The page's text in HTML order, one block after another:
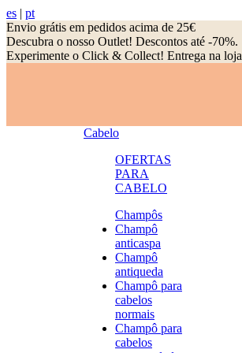
es | pt
Envio grátis em pedidos acima de 25€
Descubra o nosso Outlet! Descontos até -70%.
Experimente o Click & Collect! Entrega na loja
Cabelo
OFERTAS
PARA
CABELO
Champôs
Champô
anticaspa
Champô
antiqueda
Champô para
cabelos
normais
Champô para
cabelos